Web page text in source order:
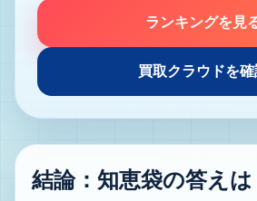
ランキングを見
買取クラウドを確
結論：知恵袋の答えは